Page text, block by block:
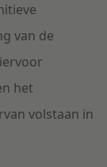
van de
het
volstaan in